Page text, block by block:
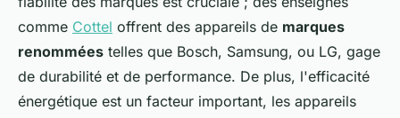
comme Cottel offrent des appareils de marques
renommées telles que Bosch, Samsung, ou LG, gage
de durabilité et de performance. De plus, l'efficacité
énergétique est un facteur important, les appareils